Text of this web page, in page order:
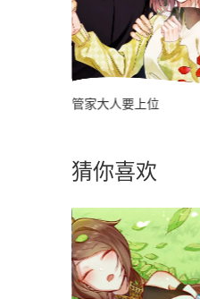
管家大人要上位
猜你喜欢